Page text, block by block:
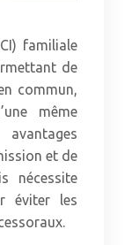
familiale
de
commun,
même
et de
nécessite
éviter les